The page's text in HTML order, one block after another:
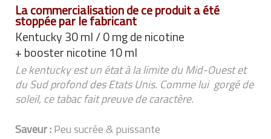
La commercialisation de ce produit a été
stoppée par le fabricant
Kentucky 30 ml / 0 mg de nicotine
+ booster nicotine 10 ml
Le kentucky est un état à la limite du Mid-Ouest et
du Sud profond des Etats Unis. Comme lui gorgé de
soleil, ce tabac fait preuve de caractère.
Saveur :Peu sucrée & puissante